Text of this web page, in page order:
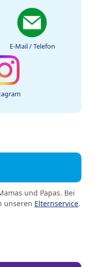
E-Mail / Telefon
und Papas. Bei
unseren Elternservice.